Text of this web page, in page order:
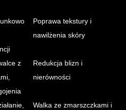
Poprawa tekstury i
nawilżenia skóry
z
Redukcja blizn i
nierówności
Walka ze zmarszczkami i